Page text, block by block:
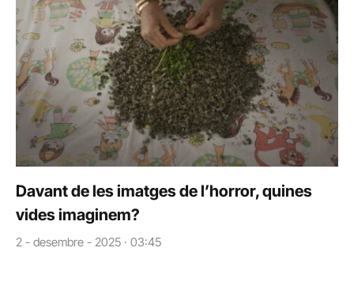
Davant de les imatges de l’horror, quines
vides imaginem?
2 - desembre - 2025 · 03:45